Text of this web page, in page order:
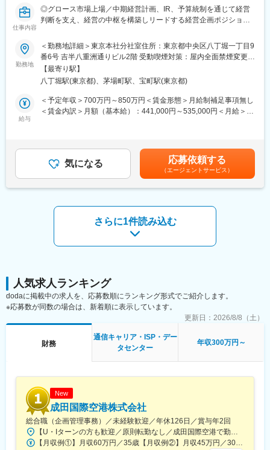
に、料金コンサルティング、端末操作方法やアフターサービスま
で顧客のモバイルライフをサポートしています。また、2017年4
ーバル人財の活躍場所の創出、およびグローバル人財の育成を推
進しています。
変更の範囲：会社の定める業務
仕事内容
◎グロース市場上場／中期経営計画、IR、予算統制を通じて経営
判断を支え、経営の中枢を構築しリードする経営企画ポジション
■ 募集背景：
株式会社アイビスは、5億ダウンロードを超えるモバイルアプリ
「ibisPaint（アイビスペイント）」を展開するグロース市場上場
企業です。
世界200以上の国と地域で利用される世界No.1モバイルペイント
アプリを強みに、日本発のグローバルテック企業として成長を続
けています。
む積極的な事業展開によって、非連続な成長を目指しています。
この成長戦略の中核を担うのが、経営企画室の機能強化です。
「構築し、進化させる」役割を担うチームです。
その要として、即戦力となる課長候補を募集します。
・中期経営計画の策定・運用
・IR支援
・グループ全体の子会社管理体制の再構築
・サステナビリティ機能構築、など
■組織構成：
経営企画室は5名ですが、そのうち今回の配属組織は3名います。
(執行役員50代1名、室長40代1名、20代1名)
経営企画室は現在、体制強化のフェーズにあります。
経営に近い立場で、着実に役割を果たしていただける方とご一緒
したいと考えています。
完璧である必要はありません。
誠実さと向上心を持ち、ともに成長していける方を歓迎します。
■業務の魅力：
勤務地
＜勤務地詳細＞東京本社分社室住所：東京都中央区八丁堀一丁目9
番6号 吉半八重洲通りビル2階 受動喫煙対策：屋内全面禁煙変更の
範囲：会社の定める事業所
【最寄り駅】
八丁堀駅(東京都)、茅場町駅、宝町駅(東京都)
給与
＜予定年収＞700万円～850万円＜賃金形態＞月給制補足事項無し
＜賃金内訳＞月額（基本給）：441,000円～535,000円＜月給＞
ルなどを総合的に勘案して決定させていただきます。賃金はあく
までも目安の金額であり、選考を通じて上下する可能性がありま
す。月給(月額)は固定手当を含めた表記です。
気になる 応募依頼する
（エージェントサービス）
さらに1件読み込む
人気求人ランキング
dodaに掲載中の求人を、応募数順にランキング形式でご紹介します。
※応募数が同数の場合は、新着順に表示しています。
更新日： 2026/8/8（土）
財務
通信キャリア・ISP・デー
タセンター
年収300万円～
New
成田国際空港株式会社
総合職（企画管理事務）／未経験歓迎／年休126日／賞与年2回
【U・Iターンの方も歓迎／原則転勤なし／成田国際空港で勤務】■千葉県成田市古込字古込1-1受動喫煙対策：オフィス内禁煙・分煙※自動車通勤：可能（必要条件を満たしている場合のみ）
【月収例①】月収60万円／35歳【月収例②】月収45万円／30歳【月収例③】月収41万円／25歳※各種手当(残業手当、住居手当、通勤手当等)込みの金額です。※別途賞与が年２回支給されます。※個人差がある旨、ご承知おきください。<月給>【初任給（大卒）】月給27万8600円＋各種手当(残業手当、住居手当、通勤手当等)＋賞与年2回【初任給（院卒）】月給30万500円＋各種手当(残業手当、住居手当、通勤手当等)＋賞与年2回※上記は新卒初任給です。経験やスキルを考慮して決定いたします。